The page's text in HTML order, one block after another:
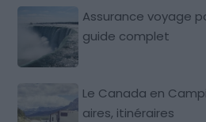
Assurance voyage
guide complet
Le Canada en
aires, itinéraires